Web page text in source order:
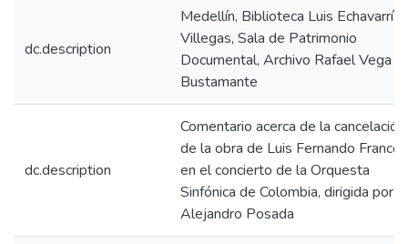
dc.description
Medellín, Biblioteca Luis Echavarría
Villegas, Sala de Patrimonio
Documental, Archivo Rafael Vega
Bustamante
dc.description
Comentario acerca de la cancelación
de la obra de Luis Fernando Franco
en el concierto de la Orquesta
Sinfónica de Colombia, dirigida por
Alejandro Posada